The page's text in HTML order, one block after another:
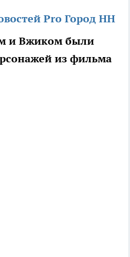
Pro Город НН
и Вжиком были
из фильма